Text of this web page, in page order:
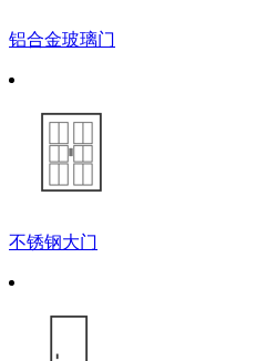
铝合金玻璃门
不锈钢大门